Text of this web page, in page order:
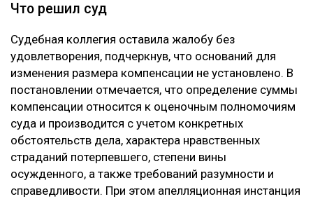
Что решил суд
Судебная коллегия оставила жалобу без
удовлетворения, подчеркнув, что оснований для
изменения размера компенсации не установлено. В
постановлении отмечается, что определение суммы
компенсации относится к оценочным полномочиям
суда и производится с учетом конкретных
обстоятельств дела, характера нравственных
страданий потерпевшего, степени вины
осужденного, а также требований разумности и
справедливости. При этом апелляционная инстанция